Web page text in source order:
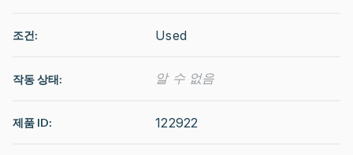
조건: Used
작동 상태: 알 수 없음
제품 ID: 122922